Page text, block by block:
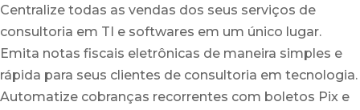
Centralize todas as vendas dos seus serviços de
consultoria em TI e softwares em um único lugar.
Emita notas fiscais eletrônicas de maneira simples e
rápida para seus clientes de consultoria em tecnologia.
Automatize cobranças recorrentes com boletos Pix e